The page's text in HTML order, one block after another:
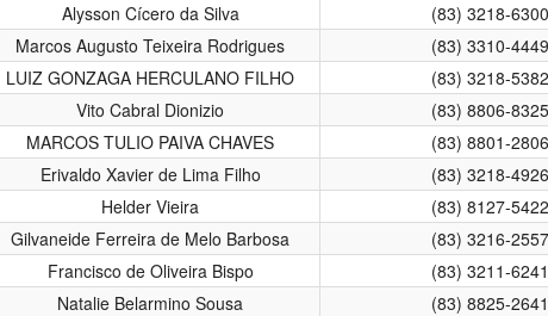
Alysson Cícero da Silva (83) 3218-6300
Marcos Augusto Teixeira Rodrigues (83) 3310-4449
LUIZ GONZAGA HERCULANO FILHO (83) 3218-5382
Vito Cabral Dionizio (83) 8806-8325
MARCOS TULIO PAIVA CHAVES (83) 8801-2806
Erivaldo Xavier de Lima Filho (83) 3218-4926
Helder Vieira (83) 8127-5422
Gilvaneide Ferreira de Melo Barbosa (83) 3216-2557
Francisco de Oliveira Bispo (83) 3211-6241
Natalie Belarmino Sousa (83) 8825-2641